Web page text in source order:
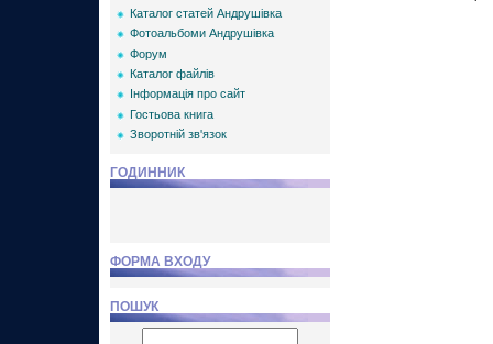
Каталог статей Андрушівка
Фотоальбоми Андрушівка
Форум
Каталог файлів
Інформація про сайт
Гостьова книга
Зворотній зв'язок
ГОДИННИК
ФОРМА ВХОДУ
ПОШУК